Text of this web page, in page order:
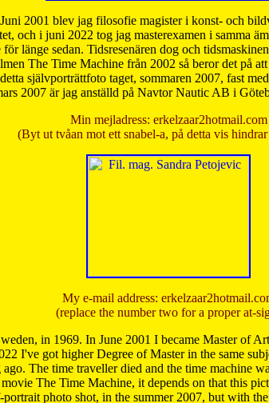
2001 blev jag filosofie magister i konst- och
och i juni 2022 tog jag masterexamen i samma
länge sedan. Tidsresenären dog och
The Time Machine från 2002 så beror det på
självporträttfoto taget, sommaren 2007, fast
2007 är jag anställd på Navtor Nautic AB i
Min mejladress: erkelzaar2hotmail.com
(Byt ut tvåan mot ett snabel-a, på detta vis
My e-mail address:
(replace the number two for a proper at-
in 1969. In June 2001 I became Master of
I've got higher Degree of Master in the same
The time traveller died and the time machine
The Time Machine, it depends on that this
portrait photo shot, in the summer 2007, but with